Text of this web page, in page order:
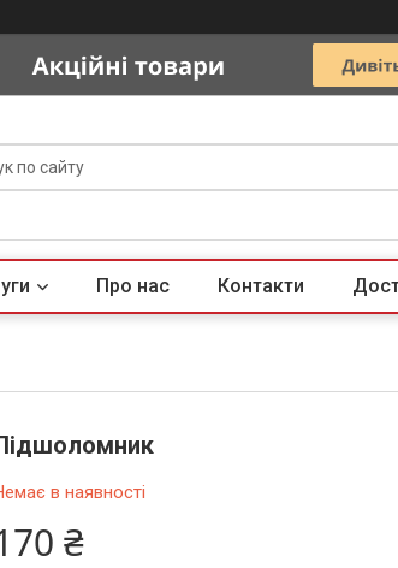
Про нас Контакти
в наявності
₴